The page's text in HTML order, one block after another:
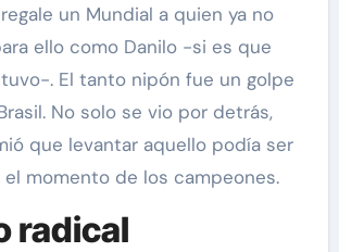
un Mundial a quien ya no
ello como Danilo -si es que
. El tanto nipón fue un golpe
No solo se vio por detrás,
que levantar aquello podía ser
el momento de los campeones.
radical